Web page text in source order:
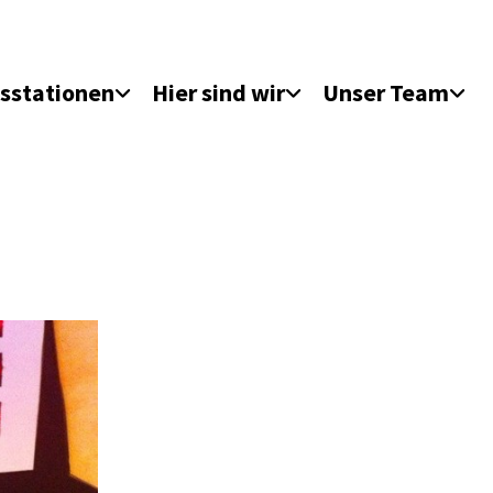
Hier sind wir Unser Team